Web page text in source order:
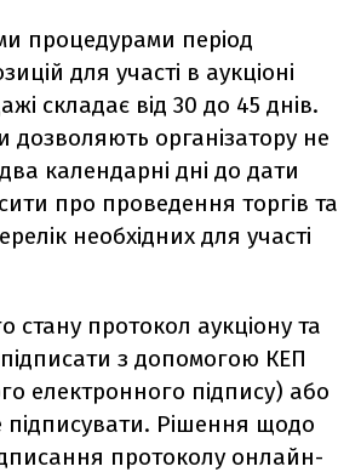
процедурами період
для участі в аукціоні
складає від 30 до 45 днів.
дозволяють організатору не
календарні дні до дати
про проведення торгів та
необхідних для участі
стану протокол аукціону та
з допомогою КЕП
електронного підпису) або
підписувати. Рішення щодо
протоколу онлайн-